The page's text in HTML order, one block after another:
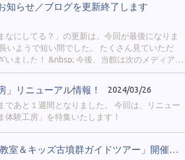
知らせ／ブログを更新終了します
なにしてる？」の更新は、今回が最後になりま
いようで短い間でした。 たくさん見ていただ
いました！ &nbsp; 今後、当館は次のメディアに
いきます。 &nbsp; ① 公式X ＠
当館の最新情報や、埼玉古墳群や博物館の豆知
様子などを発信します。 「鉄剣エピソードゼ
」「博物館のおしごと」のような、シリーズ企
あります。 Xのアカウントをお持ちの方限定に
ファンなら必ずフォローしてみてください。
トや展示について、最新情報を配信します。 ス
」リニューアル情報！
2024/03/26
であと１週間となりました。 今回は、リニュー
体験工房」を特集いたします！
「あおぞら まが玉教室＆キッズ古墳群ガイドツアー」開催しました。